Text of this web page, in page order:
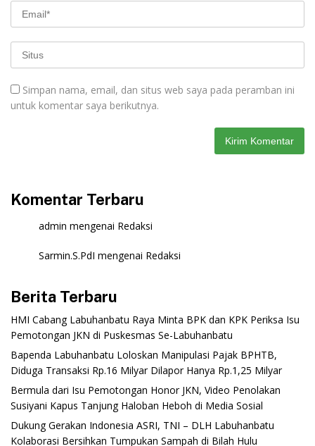
Simpan nama, email, dan situs web saya pada peramban ini
untuk komentar saya berikutnya.
Komentar Terbaru
admin mengenai Redaksi
Sarmin.S.PdI mengenai Redaksi
Berita Terbaru
‎HMI Cabang Labuhanbatu Raya Minta BPK dan KPK Periksa Isu
Pemotongan JKN di Puskesmas Se-Labuhanbatu‎‎
‎Bapenda Labuhanbatu Loloskan Manipulasi Pajak BPHTB,
Diduga Transaksi Rp.16 Milyar Dilapor Hanya Rp.1,25 Milyar
‎Bermula dari Isu Pemotongan Honor JKN, Video Penolakan
Susiyani Kapus Tanjung Haloban Heboh di Media Sosial‎‎‎‎
‎Dukung Gerakan Indonesia ASRI, TNI – DLH Labuhanbatu
Kolaborasi Bersihkan Tumpukan Sampah di Bilah Hulu